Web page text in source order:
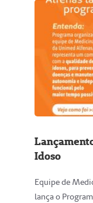
Idoso
Equipe de
lança o